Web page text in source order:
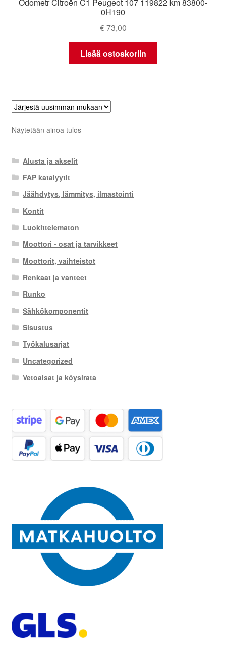
0H190
€73,00
Lisää ostoskoriin
Näytetään ainoa tulos
Alusta ja akselit
FAP katalyytit
Jäähdytys, lämmitys, ilmastointi
Kontit
Luokittelematon
Moottori - osat ja tarvikkeet
Moottorit, vaihteistot
Renkaat ja vanteet
Runko
Sähkökomponentit
Sisustus
Työkalusarjat
Uncategorized
Vetoaisat ja köysirata